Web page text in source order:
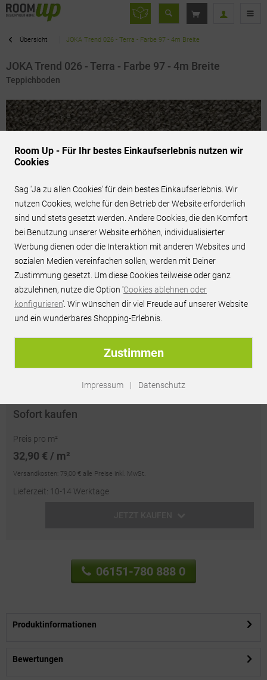
Übersicht JOKA Trend 026 - Terra - Farbe 97 - 4m Breite
JOKA Trend 026 - Terra - Farbe 97 - 4m Breite
Teppichboden
32,90 € / m² inkl. MwSt.
JETZT PREIS ANFRAGEN
Persönliches Best-Preis-Angebot innerhalb 24h
passendes Zubehör optional erhältlich
Sofort kaufen
Preis pro m²
32,90 € / m²
Versandkosten: 79,00 € alle Preise inkl. MwSt.
Lieferzeit: 10-14 Werktage
06151-780 888 0
Produktinformationen
Bewertungen
Room Up - Für Ihr bestes Einkaufserlebnis nutzen wir
Cookies
Sag 'Ja zu allen Cookies' für dein bestes Einkaufserlebnis. Wir
nutzen Cookies, welche für den Betrieb der Website erforderlich
sind und stets gesetzt werden. Andere Cookies, die den Komfort
bei Benutzung unserer Website erhöhen, individualisierter
Werbung dienen oder die Interaktion mit anderen Websites und
sozialen Medien vereinfachen sollen, werden mit Deiner
Zustimmung gesetzt. Um diese Cookies teilweise oder ganz
abzulehnen, nutze die Option 'Cookies ablehnen oder
konfigurieren'. Wir wünschen dir viel Freude auf unserer Website
und ein wunderbares Shopping-Erlebnis.
Zustimmen
Impressum | Datenschutz